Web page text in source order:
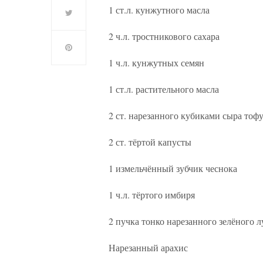
1 ст.л. кунжутного масла
2 ч.л. тростникового сахара
1 ч.л. кунжутных семян
1 ст.л. растительного масла
2 ст. нарезанного кубиками сыра тофу
2 ст. тёртой капусты
1 измельчённый зубчик чеснока
1 ч.л. тёртого имбиря
2 пучка тонко нарезанного зелёного
Нарезанный арахис